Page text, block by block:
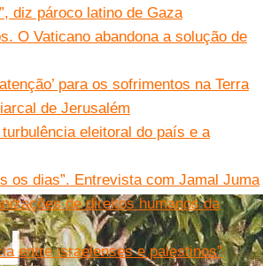
diz pároco latino de Gaza
O Vaticano abandona a solução de
para os sofrimentos na Terra
de Jerusalém
eleitoral do país e a
os dias”. Entrevista com Jamal Juma
de direitos humanos da
entre israelenses e palestinos”